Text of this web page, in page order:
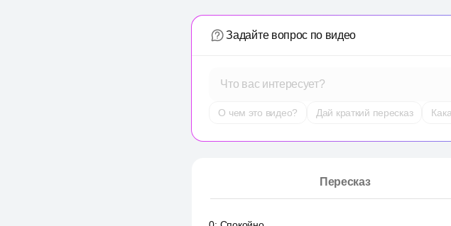
Задайте вопрос по видео
Что вас интересует?
О чем это видео? Дай краткий пересказ
Пересказ